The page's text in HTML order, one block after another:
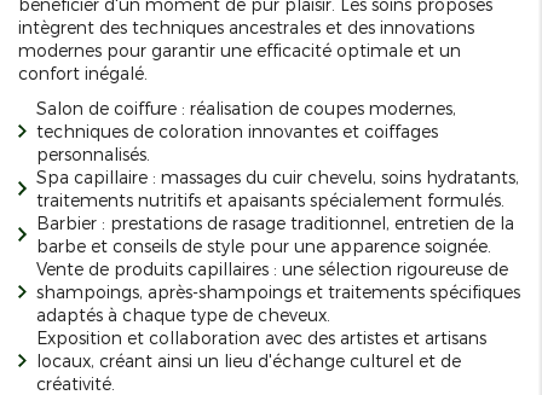
bénéficier d'un moment de pur plaisir. Les soins proposés
intègrent des techniques ancestrales et des innovations
modernes pour garantir une efficacité optimale et un
confort inégalé.
Salon de coiffure : réalisation de coupes modernes,
techniques de coloration innovantes et coiffages
personnalisés.
Spa capillaire : massages du cuir chevelu, soins hydratants,
traitements nutritifs et apaisants spécialement formulés.
Barbier : prestations de rasage traditionnel, entretien de la
barbe et conseils de style pour une apparence soignée.
Vente de produits capillaires : une sélection rigoureuse de
shampoings, après-shampoings et traitements spécifiques
adaptés à chaque type de cheveux.
Exposition et collaboration avec des artistes et artisans
locaux, créant ainsi un lieu d'échange culturel et de
créativité.